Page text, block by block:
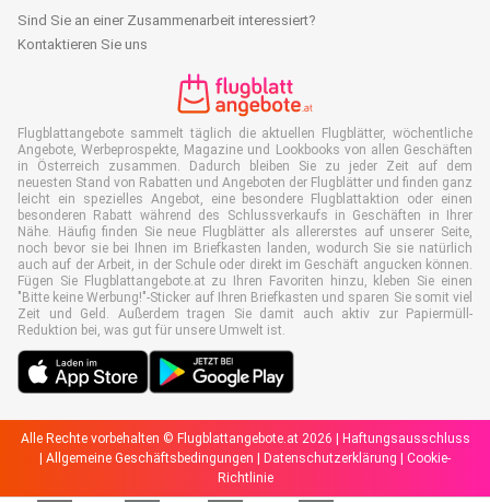
Sind Sie an einer Zusammenarbeit interessiert?
Kontaktieren Sie uns
Flugblattangebote sammelt täglich die aktuellen Flugblätter, wöchentliche
Angebote, Werbeprospekte, Magazine und Lookbooks von allen Geschäften
in Österreich zusammen. Dadurch bleiben Sie zu jeder Zeit auf dem
neuesten Stand von Rabatten und Angeboten der Flugblätter und finden ganz
leicht ein spezielles Angebot, eine besondere Flugblattaktion oder einen
besonderen Rabatt während des Schlussverkaufs in Geschäften in Ihrer
Nähe. Häufig finden Sie neue Flugblätter als allererstes auf unserer Seite,
noch bevor sie bei Ihnen im Briefkasten landen, wodurch Sie sie natürlich
auch auf der Arbeit, in der Schule oder direkt im Geschäft angucken können.
Fügen Sie Flugblattangebote.at zu Ihren Favoriten hinzu, kleben Sie einen
"Bitte keine Werbung!"-Sticker auf Ihren Briefkasten und sparen Sie somit viel
Zeit und Geld. Außerdem tragen Sie damit auch aktiv zur Papiermüll-
Reduktion bei, was gut für unsere Umwelt ist.
Alle Rechte vorbehalten © Flugblattangebote.at 2026 | Haftungsausschluss
| Allgemeine Geschäftsbedingungen | Datenschutzerklärung | Cookie-
Richtlinie